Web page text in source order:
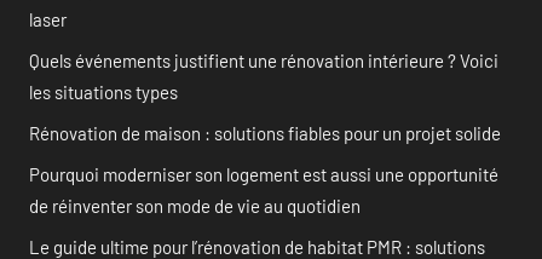
laser
Quels événements justifient une rénovation intérieure ? Voici
les situations types
Rénovation de maison : solutions fiables pour un projet solide
Pourquoi moderniser son logement est aussi une opportunité
de réinventer son mode de vie au quotidien
Le guide ultime pour l’rénovation de habitat PMR : solutions